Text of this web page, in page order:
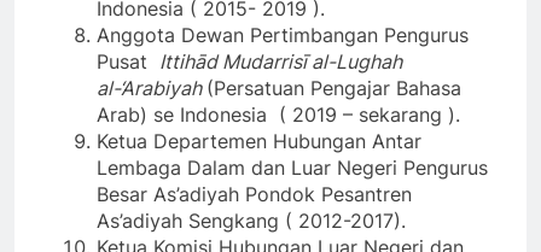
Indonesia ( 2015- 2019 ).
Anggota Dewan Pertimbangan Pengurus
Pusat Ittihād Mudarrisī al-Lughah
al-‘Arabiyah (Persatuan Pengajar Bahasa
Arab) se Indonesia ( 2019 – sekarang ).
Ketua Departemen Hubungan Antar
Lembaga Dalam dan Luar Negeri Pengurus
Besar As’adiyah Pondok Pesantren
As’adiyah Sengkang ( 2012-2017).
Ketua Komisi Hubungan Luar Negeri dan